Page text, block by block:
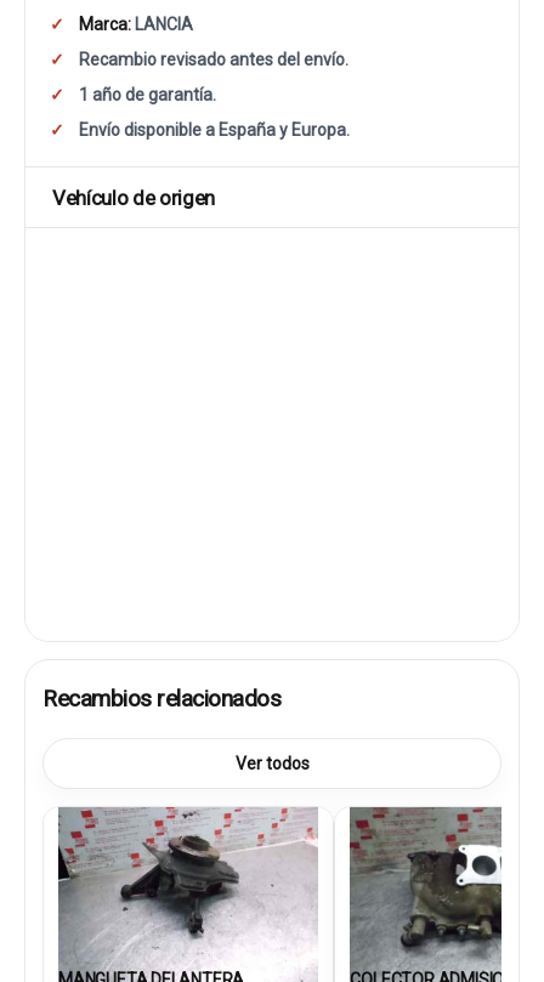
Marca: LANCIA
Recambio revisado antes del envío.
1 año de garantía.
Envío disponible a España y Europa.
Vehículo de origen
Recambios relacionados
Ver todos